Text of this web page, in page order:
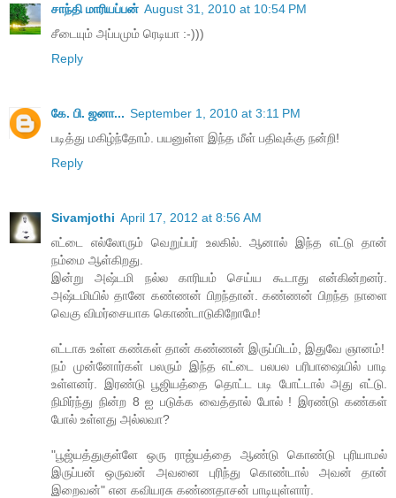
சாந்தி மாரியப்பன் August 31, 2010 at 10:54 PM
சீடையும் அப்பமும் ரெடியா :-)))
Reply
கே. பி. ஜனா... September 1, 2010 at 3:11 PM
படித்து மகிழ்ந்தோம். பயனுள்ள இந்த மீள் பதிவுக்கு நன்றி!
Reply
Sivamjothi April 17, 2012 at 8:56 AM
எட்டை எல்லோரும் வெறுப்பர் உலகில். ஆனால் இந்த எட்டு தான்
நம்மை ஆள்கிறது.
இன்று அஷ்டமி நல்ல காரியம் செய்ய கூடாது என்கின்றனர்.
அஷ்டமியில் தானே கண்ணன் பிறந்தான். கண்ணன் பிறந்த நாளை
வெகு விமர்சையாக கொண்டாடுகிறோமே!
எட்டாக உள்ள கண்கள் தான் கண்ணன் இருப்பிடம், இதுவே ஞானம்!
நம் முன்னோர்கள் பலரும் இந்த எட்டை பலபல பரிபாஷையில் பாடி
உள்ளனர். இரண்டு பூஜியத்தை தொட்ட படி போட்டால் அது எட்டு.
நிமிர்ந்து நின்ற 8 ஐ படுக்க வைத்தால் போல் ! இரண்டு கண்கள்
போல் உள்ளது அல்லவா?
"பூஜ்யத்துகுள்ளே ஒரு ராஜ்யத்தை ஆண்டு கொண்டு புரியாமல்
இருப்பன் ஒருவன் அவனை புரிந்து கொண்டால் அவன் தான்
இறைவன்" என கவியரசு கண்ணதாசன் பாடியுள்ளார்.